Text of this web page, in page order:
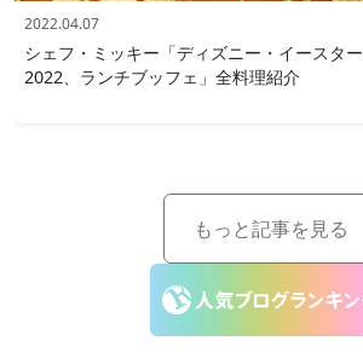
2022.04.07
シェフ・ミッキー「ディズニー・イースター
2022、ランチブッフェ」全料理紹介
もっと記事を見る